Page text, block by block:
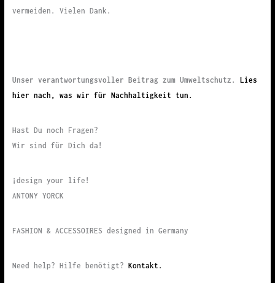
vermeiden. Vielen Dank.
Unser verantwortungsvoller Beitrag zum Umweltschutz.
Lies
hier nach, was wir für Nachhaltigkeit tun.
Hast Du noch Fragen?
Wir sind für Dich da!
¡design your life!
ANTONY YORCK
FASHION & ACCESSOIRES designed in Germany
Need help? Hilfe benötigt? Kontakt.